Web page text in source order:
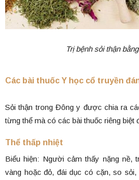
Trị bệnh sỏi thận
Các bài thuốc Y học cổ truyền
Sỏi thận trong Đông y được chia ra
từng thể mà có các bài thuốc riêng biệt
Thể thấp nhiệt
Biểu hiện: Người cảm thấy nặng nề,
vàng hoặc đỏ, đái dục có cặn, so